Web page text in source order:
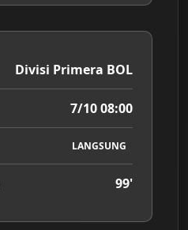
Divisi Primera BOL
7/10 08:00
LANGSUNG
99'